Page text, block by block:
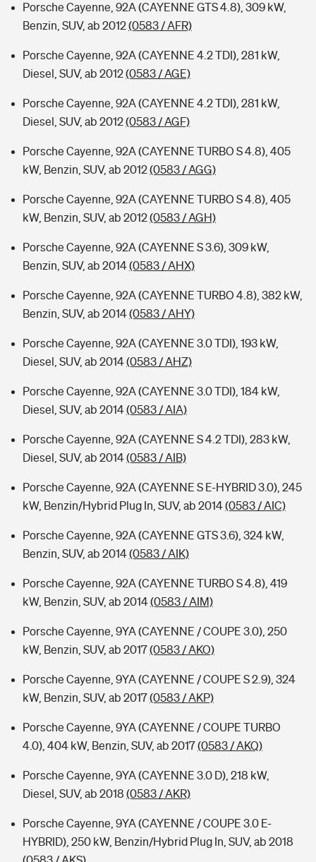
Porsche Cayenne, 92A (CAYENNE GTS 4.8), 309 kW,
Benzin, SUV, ab 2012(0583 / AFR)
Porsche Cayenne, 92A (CAYENNE 4.2 TDI), 281 kW,
Diesel, SUV, ab 2012(0583 / AGE)
Porsche Cayenne, 92A (CAYENNE 4.2 TDI), 281 kW,
Diesel, SUV, ab 2012(0583 / AGF)
Porsche Cayenne, 92A (CAYENNE TURBO S 4.8), 405
kW, Benzin, SUV, ab 2012(0583 / AGG)
Porsche Cayenne, 92A (CAYENNE TURBO S 4.8), 405
kW, Benzin, SUV, ab 2012(0583 / AGH)
Porsche Cayenne, 92A (CAYENNE S 3.6), 309 kW,
Benzin, SUV, ab 2014(0583 / AHX)
Porsche Cayenne, 92A (CAYENNE TURBO 4.8), 382 kW,
Benzin, SUV, ab 2014(0583 / AHY)
Porsche Cayenne, 92A (CAYENNE 3.0 TDI), 193 kW,
Diesel, SUV, ab 2014(0583 / AHZ)
Porsche Cayenne, 92A (CAYENNE 3.0 TDI), 184 kW,
Diesel, SUV, ab 2014(0583 / AIA)
Porsche Cayenne, 92A (CAYENNE S 4.2 TDI), 283 kW,
Diesel, SUV, ab 2014(0583 / AIB)
Porsche Cayenne, 92A (CAYENNE S E-HYBRID 3.0), 245
kW, Benzin/Hybrid Plug In, SUV, ab 2014(0583 / AIC)
Porsche Cayenne, 92A (CAYENNE GTS 3.6), 324 kW,
Benzin, SUV, ab 2014(0583 / AIK)
Porsche Cayenne, 92A (CAYENNE TURBO S 4.8), 419
kW, Benzin, SUV, ab 2014(0583 / AIM)
Porsche Cayenne, 9YA (CAYENNE / COUPE 3.0), 250
kW, Benzin, SUV, ab 2017(0583 / AKO)
Porsche Cayenne, 9YA (CAYENNE / COUPE S 2.9), 324
kW, Benzin, SUV, ab 2017(0583 / AKP)
Porsche Cayenne, 9YA (CAYENNE / COUPE TURBO
4.0), 404 kW, Benzin, SUV, ab 2017(0583 / AKQ)
Porsche Cayenne, 9YA (CAYENNE 3.0 D), 218 kW,
Diesel, SUV, ab 2018 (0583 / AKR)
Porsche Cayenne, 9YA (CAYENNE / COUPE 3.0 E-
HYBRID), 250 kW, Benzin/Hybrid Plug In, SUV, ab 2018